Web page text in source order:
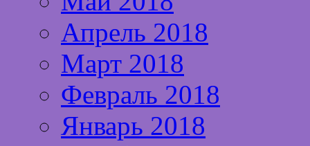
Апрель 2018
Март 2018
Февраль 2018
Январь 2018